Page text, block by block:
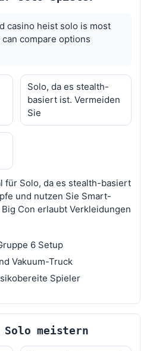
casino heist solo is most
compare options
Solo, da es stealth-
basiert ist. Vermeiden
Sie
für Solo, da es stealth-basiert
und nutzen Sie Smart-
Con erlaubt Verkleidungen
6 Setup
Vakuum-Truck
Spieler
Solo meistern